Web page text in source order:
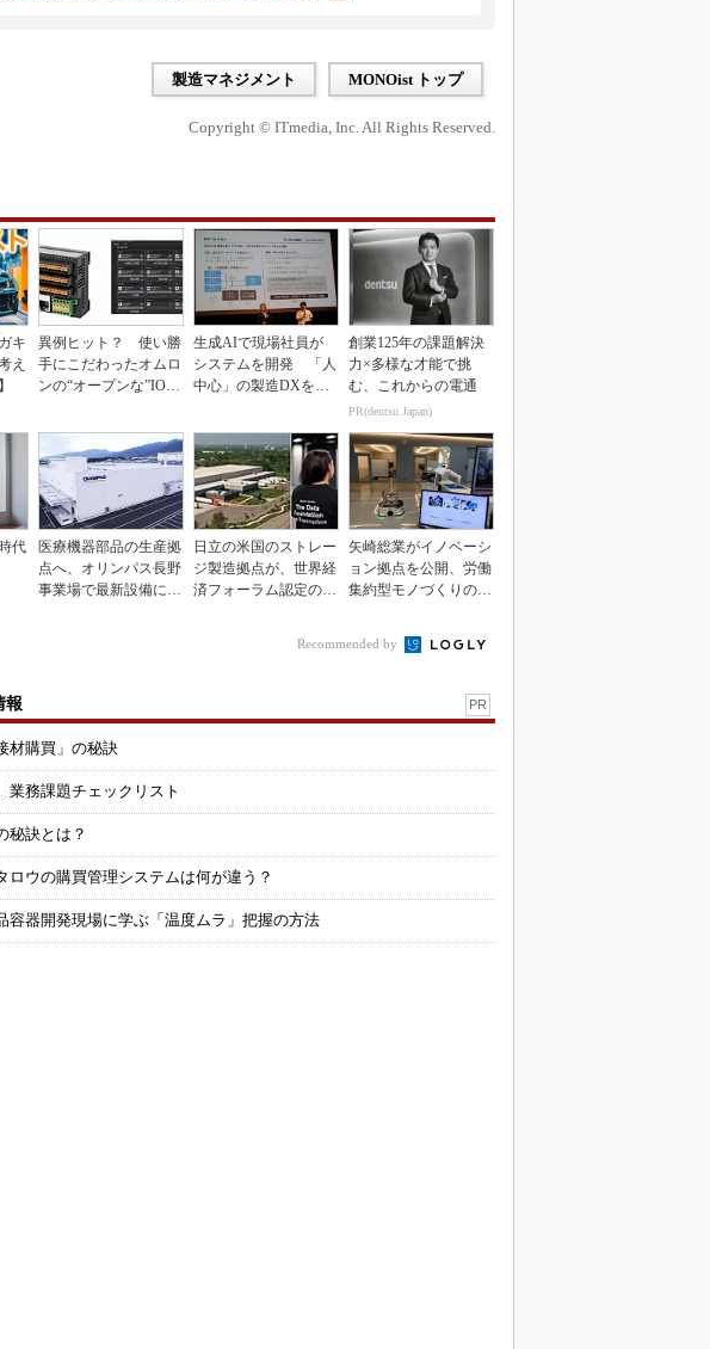
製造マネジメント MONOist トップ
Copyright © ITmedia, Inc. All Rights Reserved.
キ
え
異例ヒット？ 使い勝
手にこだわったオムロ
ンの“オープンな”IO-L
生成AIで現場社員が
システムを開発 「人
中心」の製造DXを自
創業125年の課題解決
力×多様な才能で挑
む、これからの電通
PR(dentsu Japan)
代
医療機器部品の生産拠
点へ、オリンパス長野
事業場で最新設備に機
日立の米国のストレー
ジ製造拠点が、世界経
済フォーラム認定の先
矢崎総業がイノベーシ
ョン拠点を公開、労働
集約型モノづくりのス
Recommended by
報 PR
材購買」の秘訣
業務課題チェックリスト
秘訣とは？
ウの購買管理システムは何が違う？
容器開発現場に学ぶ「温度ムラ」把握の方法